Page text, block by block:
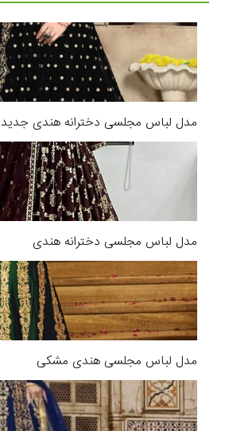
مدل لباس مجلسی دخترانه هندی جدید
مدل لباس مجلسی دخترانه هندی
مدل لباس مجلسی هندی مشکی